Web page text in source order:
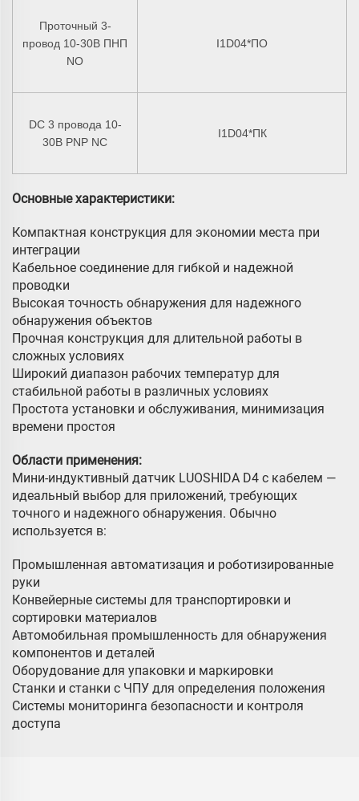
Проточный 3-
провод 10-30В ПНП
NO
I1D04*ПО
DC 3 провода 10-
30В PNP NC
I1D04*ПК
Основные характеристики:
Компактная конструкция для экономии места при
интеграции
Кабельное соединение для гибкой и надежной
проводки
Высокая точность обнаружения для надежного
обнаружения объектов
Прочная конструкция для длительной работы в
сложных условиях
Широкий диапазон рабочих температур для
стабильной работы в различных условиях
Простота установки и обслуживания, минимизация
времени простоя
Области применения:
Мини-индуктивный датчик LUOSHIDA D4 с кабелем —
идеальный выбор для приложений, требующих
точного и надежного обнаружения. Обычно
используется в:
Промышленная автоматизация и роботизированные
руки
Конвейерные системы для транспортировки и
сортировки материалов
Автомобильная промышленность для обнаружения
компонентов и деталей
Оборудование для упаковки и маркировки
Станки и станки с ЧПУ для определения положения
Системы мониторинга безопасности и контроля
доступа